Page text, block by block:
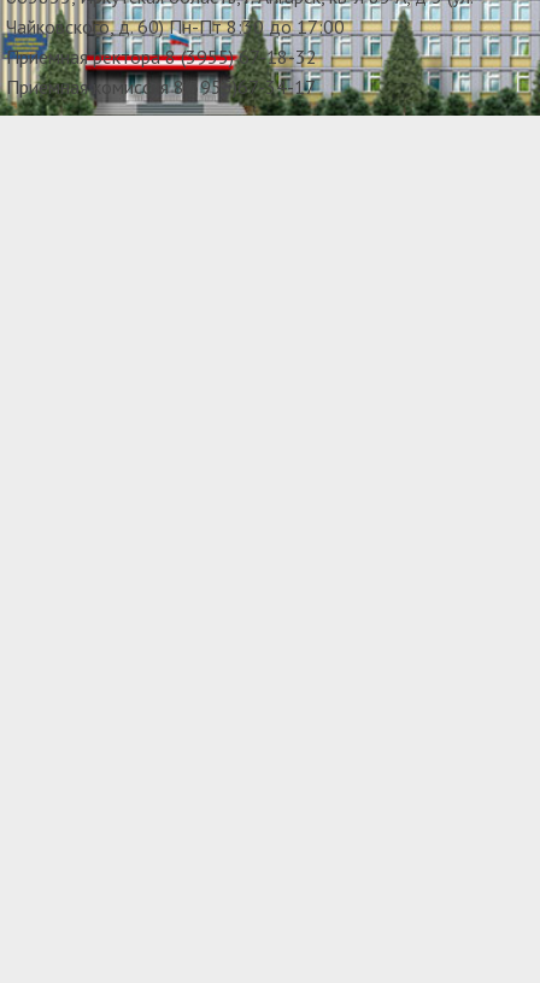
Чайковского, д. 60) Пн-Пт 8:30 до 17:00
Приемная ректора 8 (3955) 67-18-32
Приемная комиссия 8(3955)67-34-17